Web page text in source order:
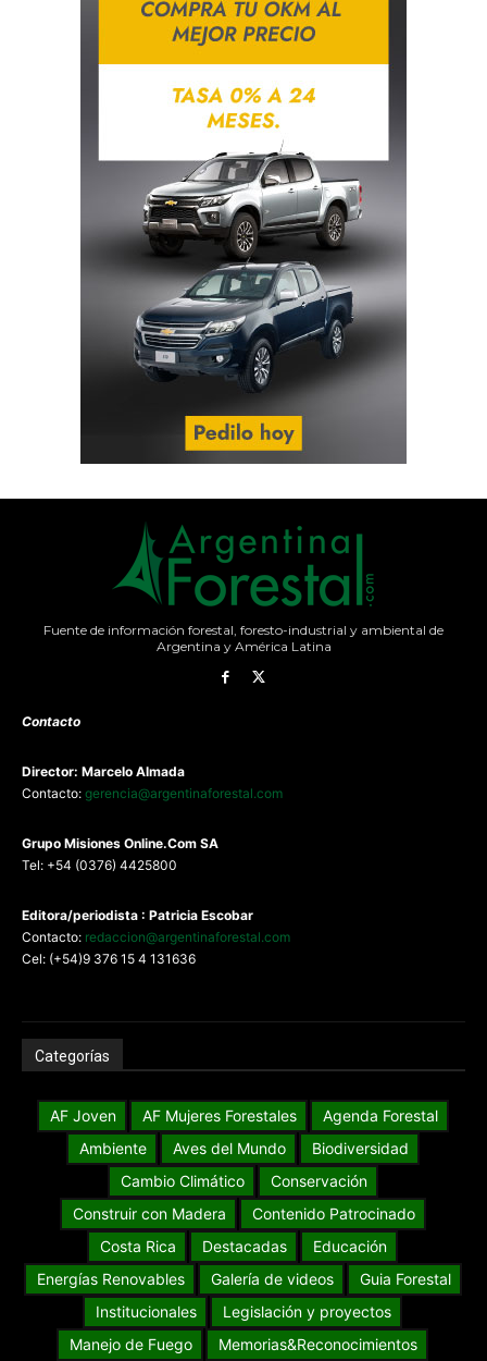
Fuente de información forestal, foresto-industrial y ambiental de
Argentina y América Latina
Contacto
Director: Marcelo Almada
Contacto: gerencia@argentinaforestal.com
Grupo Misiones Online.Com SA
Tel: +54 (0376) 4425800
Editora/periodista : Patricia Escobar
Contacto: redaccion@argentinaforestal.com
Cel: (+54)9 376 15 4 131636
Categorías
AF Joven AF Mujeres Forestales
Agenda Forestal
Ambiente
Aves del Mundo
Biodiversidad
Cambio Climático
Conservación
Construir con Madera
Contenido Patrocinado
Costa Rica
Destacadas
Educación
Energías Renovables
Galería de videos
Guia Forestal
Institucionales
Legislación y proyectos
Manejo de Fuego
Memorias&Reconocimientos